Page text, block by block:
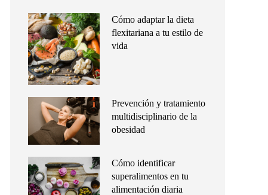
Cómo adaptar la dieta
flexitariana a tu estilo de
vida
Prevención y tratamiento
multidisciplinario de la
obesidad
Cómo identificar
superalimentos en tu
alimentación diaria